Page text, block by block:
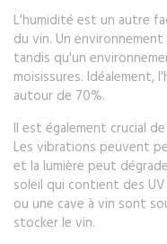
L'humidité est un autre
du vin. Un
tandis qu'un
moisissures. Idéalement,
autour de 70%.
Il est également crucial
Les vibrations peuvent
et la lumière peut
soleil qui contient des
ou une cave à vin sont
stocker le vin.